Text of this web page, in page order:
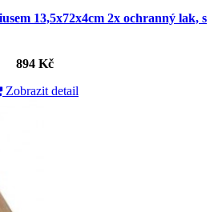
13,5x72x4cm 2x ochranný lak, s
894 Kč
Zobrazit detail